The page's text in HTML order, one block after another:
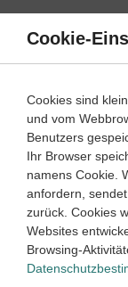
Direkt
Inhalt
Biologie
Französisch
Cookie-
Cookies sind
und vom
Benutzers
Ihr Browser
namens Cookie.
anfordern,
zurück. Cookies
Websites
Browsing-